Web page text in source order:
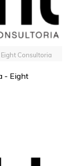
Consultoria
- Eight